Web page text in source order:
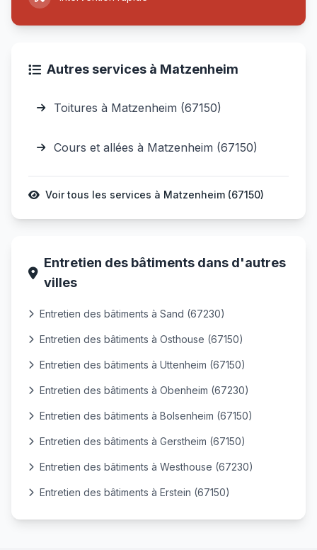
Autres services à Matzenheim
Toitures à Matzenheim (67150)
Cours et allées à Matzenheim (67150)
Voir tous les services à Matzenheim (67150)
Entretien des bâtiments dans d'autres
villes
Entretien des bâtiments à Sand (67230)
Entretien des bâtiments à Osthouse (67150)
Entretien des bâtiments à Uttenheim (67150)
Entretien des bâtiments à Obenheim (67230)
Entretien des bâtiments à Bolsenheim (67150)
Entretien des bâtiments à Gerstheim (67150)
Entretien des bâtiments à Westhouse (67230)
Entretien des bâtiments à Erstein (67150)